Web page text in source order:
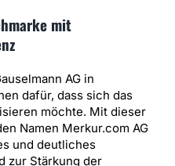
mit
AG in
dafür, dass sich das
möchte. Mit dieser
Namen Merkur.com AG
und deutliches
zur Stärkung der